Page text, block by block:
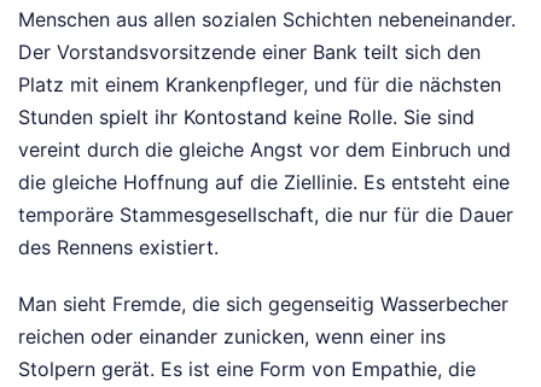
Menschen aus allen sozialen Schichten nebeneinander.
Der Vorstandsvorsitzende einer Bank teilt sich den
Platz mit einem Krankenpfleger, und für die nächsten
Stunden spielt ihr Kontostand keine Rolle. Sie sind
vereint durch die gleiche Angst vor dem Einbruch und
die gleiche Hoffnung auf die Ziellinie. Es entsteht eine
temporäre Stammesgesellschaft, die nur für die Dauer
des Rennens existiert.
Man sieht Fremde, die sich gegenseitig Wasserbecher
reichen oder einander zunicken, wenn einer ins
Stolpern gerät. Es ist eine Form von Empathie, die